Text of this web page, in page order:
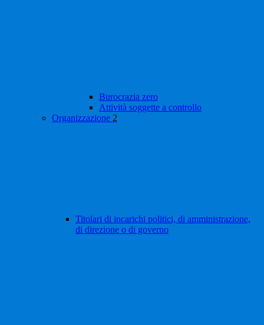
Burocrazia zero
Attività soggette a controllo
Organizzazione 2
Titolari di incarichi politici, di amministrazione,
di direzione o di governo